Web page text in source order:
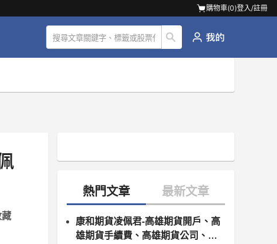
購物車(0)登入/註冊
藏
康和期貨凌佩君-高雄期貨開戶、高
雄期貨手續費、高雄期貨公司、高